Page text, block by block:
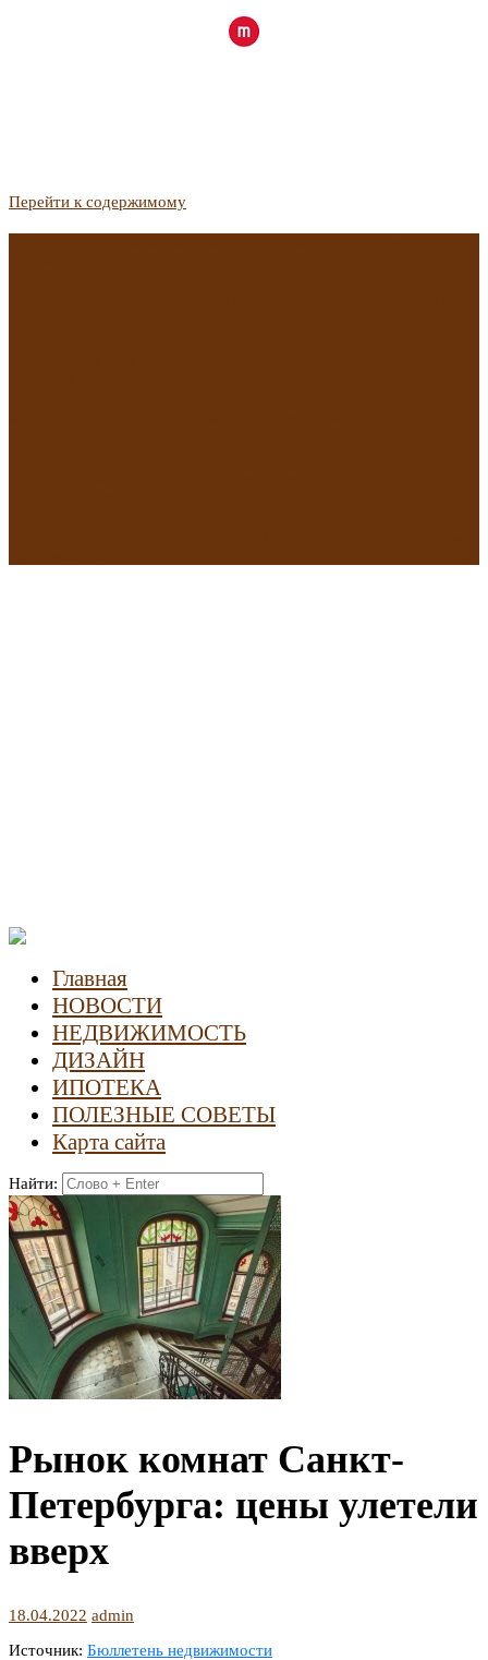
Перейти к содержимому
Главная
НОВОСТИ
НЕДВИЖИМОСТЬ
ДИЗАЙН
ИПОТЕКА
ПОЛЕЗНЫЕ СОВЕТЫ
Карта сайта
Найти:
Рынок комнат Санкт-
Петербурга: цены улетели
вверх
18.04.2022 admin
Источник: Бюллетень недвижимости